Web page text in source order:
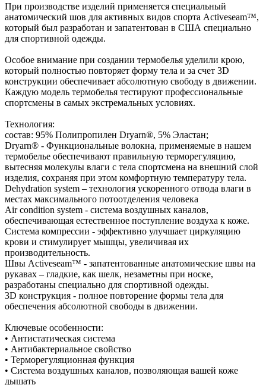
При производстве изделий применяется специальный
анатомический шов для активных видов спорта Activeseam™,
который был разработан и запатентован в США специально
для спортивной одежды.
Особое внимание при создании термобелья уделили крою,
который полностью повторяет форму тела и за счет 3D
конструкции обеспечивает абсолютную свободу в движении.
Каждую модель термобелья тестируют профессиональные
спортсмены в самых экстремальных условиях.
Технология:
состав: 95% Полипропилен Dryarn®, 5% Эластан;
Dryarn® - Функциональные волокна, применяемые в нашем
термобелье обеспечивают правильную терморегуляцию,
вытесняя молекулы влаги с тела спортсмена на внешний слой
изделия, сохраняя при этом комфортную температуру тела.
Dehydration system – технология ускоренного отвода влаги в
местах максимального потоотделения человека
Air condition system - система воздушных каналов,
обеспечивающая естественное поступление воздуха к коже.
Система компрессии - эффективно улучшает циркуляцию
крови и стимулирует мышцы, увеличивая их
производительность.
Швы Activeseam™ - запатентованные анатомические швы на
рукавах – гладкие, как шелк, незаметны при носке,
разработаны специально для спортивной одежды.
3D конструкция - полное повторение формы тела для
обеспечения абсолютной свободы в движении.
Ключевые особенности:
• Антистатическая система
• Антибактериальное свойство
• Терморегуляционная функция
• Система воздушных каналов, позволяющая вашей коже
дышать